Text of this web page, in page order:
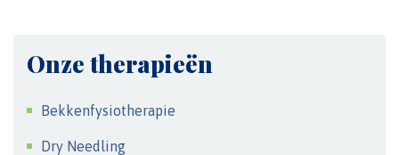
Onze therapieën
Bekkenfysiotherapie
Dry Needling